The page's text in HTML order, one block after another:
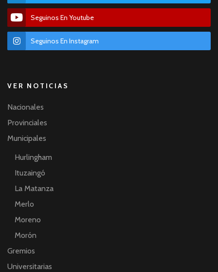
Seguinos En Youtube
Seguinos En Instagram
VER NOTICIAS
Nacionales
Provinciales
Municipales
Hurlingham
Ituzaingó
La Matanza
Merlo
Moreno
Morón
Gremios
Universitarias